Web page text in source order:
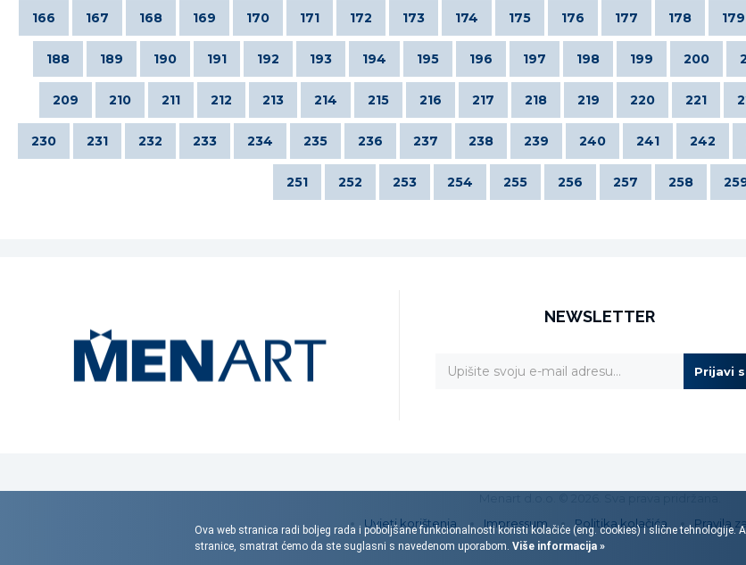
166 167 168 169 170 171 172 173 174 175 176 177 178 179
188 189 190 191 192 193 194 195 196 197 198 199 200
209 210 211 212 213 214 215 216 217 218 219 220 221
230 231 232 233 234 235 236 237 238 239 240 241 242
251 252 253 254 255 256 257 258
NEWSLETTER
Prijavi
Uvjeti korištenja
Impressum Politika kolačića Pravila
Ova web stranica radi boljeg rada i poboljšane funkcionalnosti koristi kolačiće (eng. cookies) i slične tehnologije.
stranice, smatrat ćemo da ste suglasni s navedenom uporabom. Više informacija »